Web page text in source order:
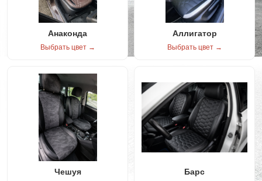
Анаконда
Выбрать цвет →
Аллигатор
Выбрать цвет →
Чешуя Барс